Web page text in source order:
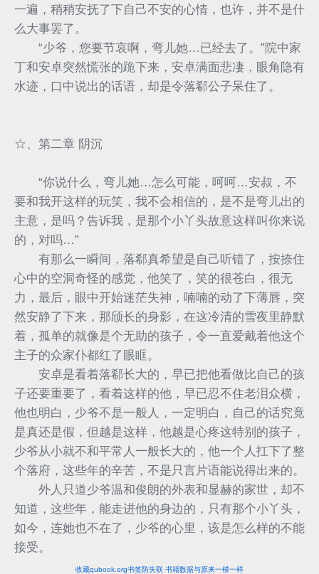
一遍，稍稍安抚了下自己不安的心情，也许，并不是什
么大事罢了。
“少爷，您要节哀啊，弯儿她…已经去了。”院中家
丁和安卓突然慌张的跪下来，安卓满面悲凄，眼角隐有
水迹，口中说出的话语，却是令落郗公子呆住了。
☆、第二章 阴沉
“你说什么，弯儿她…怎么可能，呵呵…安叔，不
要和我开这样的玩笑，我不会相信的，是不是弯儿出的
主意，是吗？告诉我，是那个小丫头故意这样叫你来说
的，对吗…”
有那么一瞬间，落郗真希望是自己听错了，按捺住
心中的空洞奇怪的感觉，他笑了，笑的很苍白，很无
力，最后，眼中开始迷茫失神，喃喃的动了下薄唇，突
然安静了下来，那颀长的身影，在这冷清的雪夜里静默
着，孤单的就像是个无助的孩子，令一直爱戴着他这个
主子的众家仆都红了眼眶。
安卓是看着落郗长大的，早已把他看做比自己的孩
子还要重要了，看着这样的他，早已忍不住老泪众横，
他也明白，少爷不是一般人，一定明白，自己的话究竟
是真还是假，但越是这样，他越是心疼这特别的孩子，
少爷从小就不和平常人一般长大的，他一个人扛下了整
个落府，这些年的辛苦，不是只言片语能说得出来的。
外人只道少爷温和俊朗的外表和显赫的家世，却不
知道，这些年，能走进他的身边的，只有那个小丫头，
如今，连她也不在了，少爷的心里，该是怎么样的不能
接受。
收藏qubook.org书签防失联 书籍数据与原来一模一样